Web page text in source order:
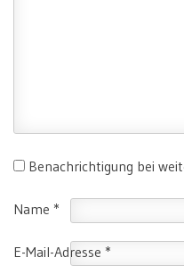
Benachrichtigung bei
Name *
E-Mail-Adresse *